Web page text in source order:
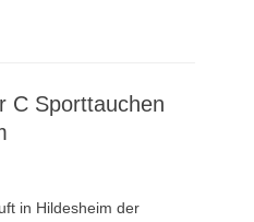
C Sporttauchen
in Hildesheim der